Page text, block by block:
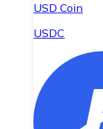
USD Coin
USDC